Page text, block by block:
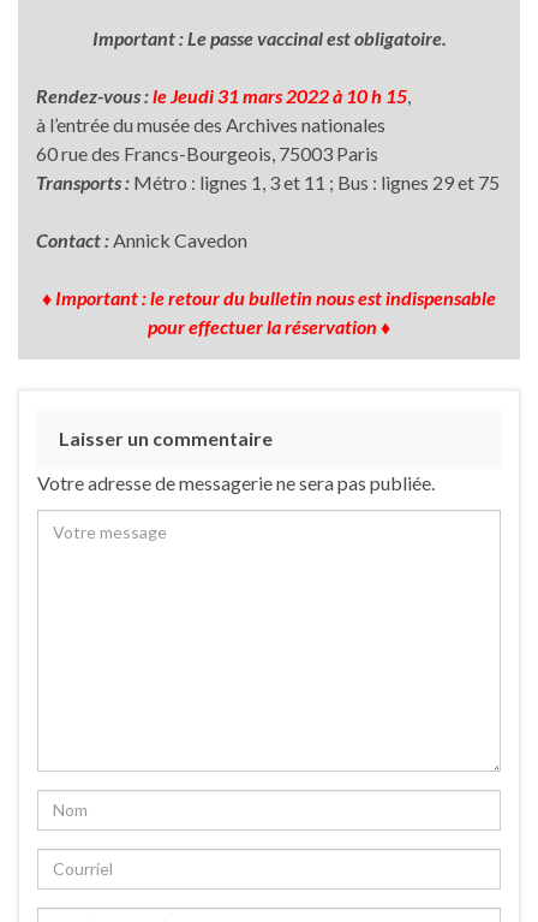
Important : Le passe vaccinal est obligatoire.
Rendez-vous :le Jeudi 31 mars 2022 à 10 h 15
à l’entrée du musée des Archives nationales
60 rue des Francs-Bourgeois, 75003 Paris
Transports : Métro : lignes 1, 3 et 11 ; Bus : lignes 29 et 75
Contact : Annick Cavedon
♦ Important : le retour du bulletin nous est indispensable
pour effectuer la réservation ♦
Laisser un commentaire
Votre adresse de messagerie ne sera pas publiée.